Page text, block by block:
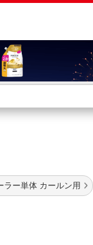
覧
ラー単体 カールン用